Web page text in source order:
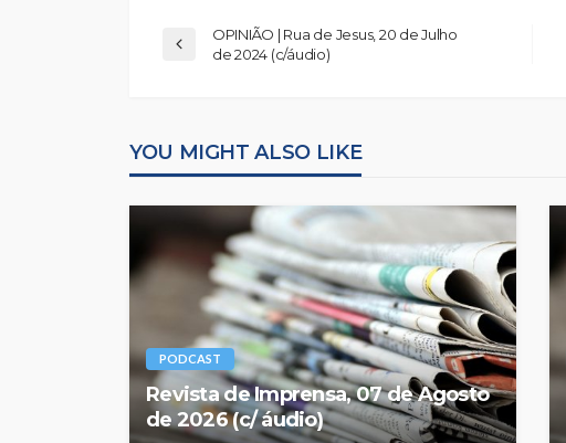
OPINIÃO | Rua de Jesus, 20 de Julho
de 2024 (c/áudio)
YOU MIGHT ALSO LIKE
PODCAST
Revista de Imprensa, 07 de Agosto
de 2026 (c/ áudio)